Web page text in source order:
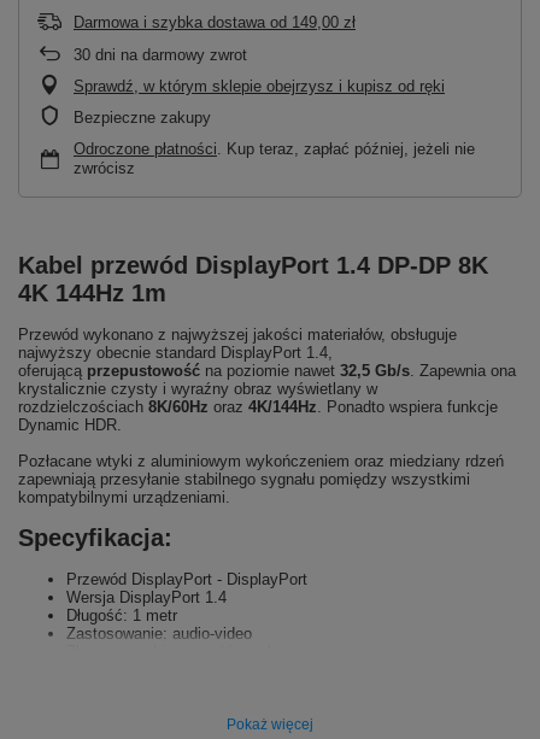
Darmowa i szybka dostawa od 149,00 zł
30 dni na darmowy zwrot
Sprawdź, w którym sklepie obejrzysz i kupisz od ręki
Bezpieczne zakupy
Odroczone płatności . Kup teraz, zapłać później, jeżeli nie
zwrócisz
Kabel przewód DisplayPort 1.4 DP-DP 8K
4K 144Hz 1m
Przewód wykonano z najwyższej jakości materiałów, obsługuje
najwyższy obecnie standard DisplayPort 1.4,
oferującą przepustowość na poziomie nawet 32,5 Gb/s . Zapewnia ona
krystalicznie czysty i wyraźny obraz wyświetlany w
rozdzielczościach 8K/60Hz oraz 4K/144Hz . Ponadto wspiera funkcje
Dynamic HDR.
Pozłacane wtyki z aluminiowym wykończeniem oraz miedziany rdzeń
zapewniają przesyłanie stabilnego sygnału pomiędzy wszystkimi
kompatybilnymi urządzeniami.
Specyfikacja:
Przewód DisplayPort - DisplayPort
Wersja DisplayPort 1.4
Długość: 1 metr
Zastosowanie: audio-video
Pokaż więcej